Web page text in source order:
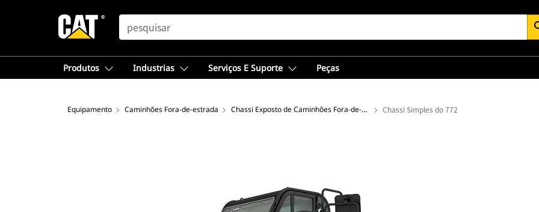
SEARCH
Produtos Industrias Serviços E Suporte Peças
Equipamento Caminhões Fora-de-estrada Chassi Exposto de Caminhões Fora-de-Estrada Chassi Simples do 772